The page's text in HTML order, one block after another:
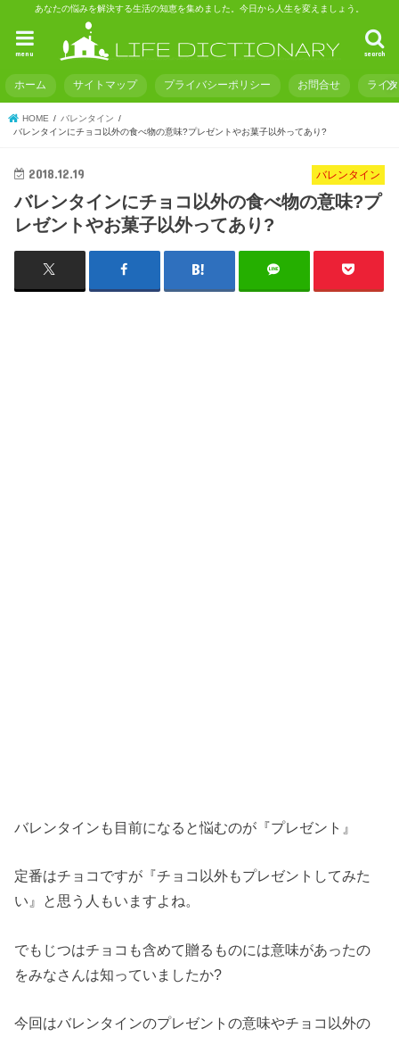
あなたの悩みを解決する生活の知恵を集めました。今日から人生を変えましょう。
search
menu
ホーム サイトマップ プライバシーポリシー お問合せ ライ
HOME
バレンタイン
バレンタインにチョコ以外の食べ物の意味?プレゼントやお菓子以外ってあり?
バレンタイン
2018.12.19
バレンタインにチョコ以外の食べ物の意味?プ
レゼントやお菓子以外ってあり?
バレンタインも目前になると悩むのが『プレゼント』
定番はチョコですが『チョコ以外もプレゼントしてみた
い』と思う人もいますよね。
でもじつはチョコも含めて贈るものには意味があったの
をみなさんは知っていましたか?
今回はバレンタインのプレゼントの意味やチョコ以外の